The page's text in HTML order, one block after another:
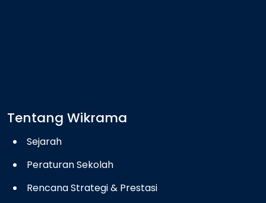
Tentang Wikrama
Sejarah
Peraturan Sekolah
Rencana Strategi & Prestasi